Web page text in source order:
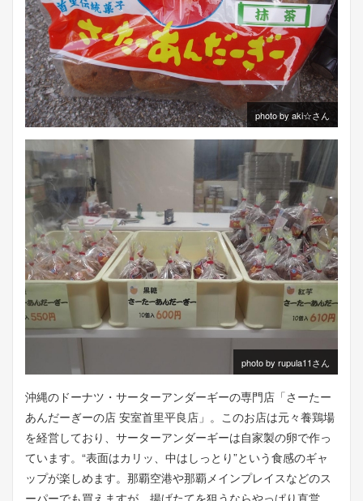
photo by aki☆さん
photo by rupula11さん
沖縄のドーナツ・サーターアンダーギーの専門店「さーたー
あんだーぎーの店 安室首里平良店」。このお店は元々養鶏場
を経営しており、サーターアンダーギーは自家製の卵で作っ
ています。“表面はカリッ、中はしっとり”という食感のギャ
ップが楽しめます。那覇空港や那覇メインプレイスなどのス
ーパーでも買えますが、揚げたてを狙うならやっぱり直営